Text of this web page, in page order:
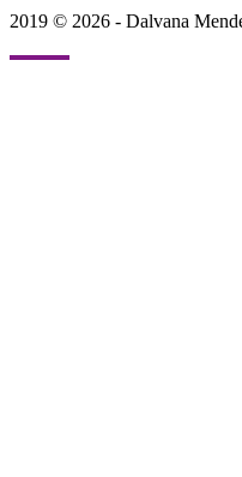
2019 © 2026 - Dalvana